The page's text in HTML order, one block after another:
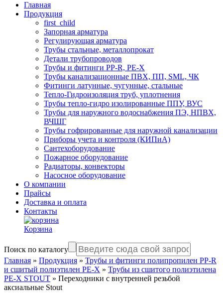
Главная
Продукция
first_child
Запорная арматура
Регулирующая арматура
Трубы стальные, металлопрокат
Детали трубопроводов
Трубы и фитинги PP-R, PE-X
Трубы канализационные ПВХ, ПП, SML, ЧК
Фитинги латунные, чугунные, стальные
Тепло-Гидроизоляция труб, уплотнения
Трубы тепло-гидро изолированные ППУ, ВУС
Трубы для наружного водоснабжения ПЭ, НПВХ,
ВЧШГ
Трубы гофрированные для наружной канализации
Приборы учета и контроля (КИПиА)
Сантехоборудование
Пожарное оборудование
Радиаторы, конвекторы
Насосное оборудование
О компании
Прайсы
Доставка и оплата
Контакты
Корзина
Поиск по каталогу
Главная » Продукция » Трубы и фитинги полипропилен PP-R
и сшитый полиэтилен PE-X » Трубы из сшитого полиэтилена
PE-X STOUT » Переходники с внутренней резьбой
аксиальные Stout